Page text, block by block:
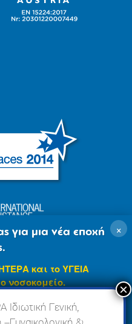
Γενική,
×
για μια νέα εποχή
και το ΥΓΕΙΑ
νοσοκομείο.
σε φάση ανανέωσης
θα ενσωματωθεί